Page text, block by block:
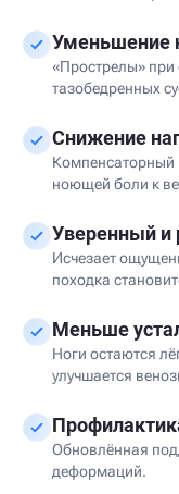
Уменьшение
«Прострелы» при
тазобедренных
Снижение
Компенсаторный
ноющей боли к
Уверенный и
Исчезает
походка
Меньше
Ноги остаются
улучшается
Обновлённая
деформаций.